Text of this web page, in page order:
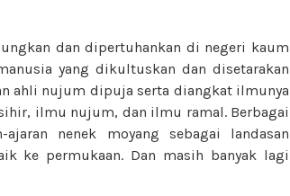
dan dipertuhankan di negeri kaum
yang dikultuskan dan disetarakan
ahli nujum dipuja serta diangkat ilmunya
ilmu nujum, dan ilmu ramal. Berbagai
nenek moyang sebagai landasan
ke permukaan. Dan masih banyak lagi